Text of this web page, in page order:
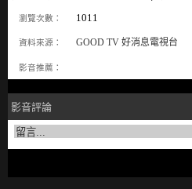
瀏覽次數： 1011
資料來源： GOOD TV 好消息電視台
影音推薦：
影音評論